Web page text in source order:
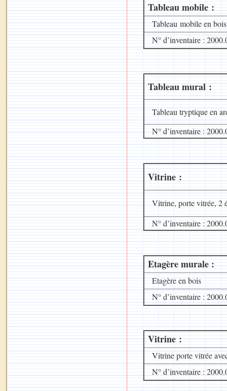
Tableau mobile :
Tableau mobile en
N° d’inventaire :
Tableau mural :
Tableau tryptique en
N° d’inventaire :
Vitrine :
Vitrine, porte vitrée, 2
N° d’inventaire :
Etagère murale :
Etagère en bois
N° d’inventaire :
Vitrine :
Vitrine porte vitrée
N° d’inventaire :